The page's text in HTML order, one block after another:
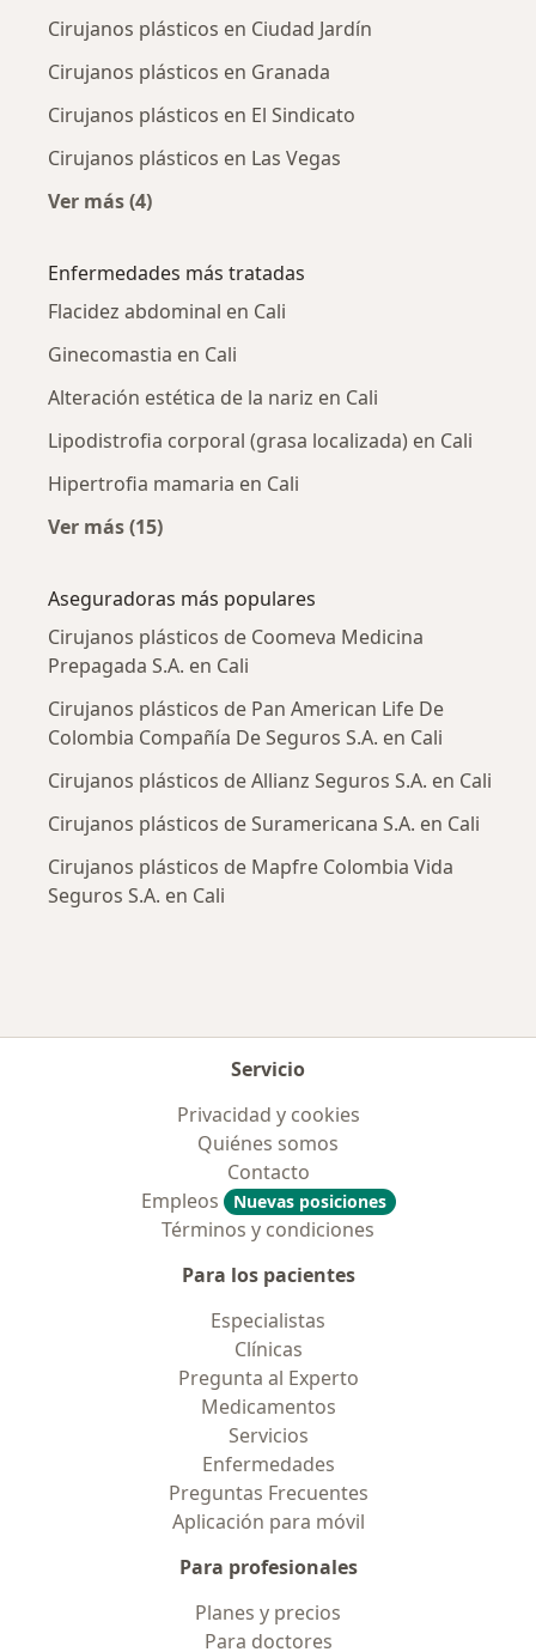
Cirujanos plásticos en Ciudad Jardín
Cirujanos plásticos en Granada
Cirujanos plásticos en El Sindicato
Cirujanos plásticos en Las Vegas
Ver más (4)
Enfermedades más tratadas
Flacidez abdominal en Cali
Ginecomastia en Cali
Alteración estética de la nariz en Cali
Lipodistrofia corporal (grasa localizada) en Cali
Hipertrofia mamaria en Cali
Ver más (15)
Aseguradoras más populares
Cirujanos plásticos de Coomeva Medicina
Prepagada S.A. en Cali
Cirujanos plásticos de Pan American Life De
Colombia Compañía De Seguros S.A. en Cali
Cirujanos plásticos de Allianz Seguros S.A. en Cali
Cirujanos plásticos de Suramericana S.A. en Cali
Cirujanos plásticos de Mapfre Colombia Vida
Seguros S.A. en Cali
Servicio
Privacidad y cookies
Quiénes somos
Contacto
Empleos
Nuevas posiciones
Términos y condiciones
Para los pacientes
Especialistas
Clínicas
Pregunta al Experto
Medicamentos
Servicios
Enfermedades
Preguntas Frecuentes
Aplicación para móvil
Para profesionales
Planes y precios
Para doctores